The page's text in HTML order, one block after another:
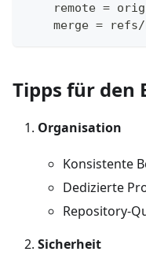
remote =
merge =
Tipps für den
Organisation
Konsistente
Dedizierte
Repository-
Sicherheit